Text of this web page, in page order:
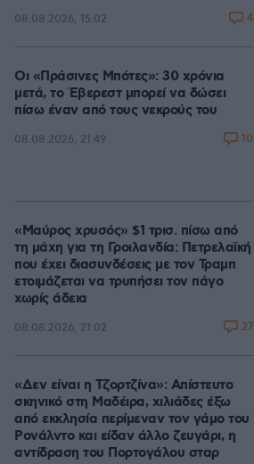
08.08.2026, 15:02 4
Οι «Πράσινες Μπότες»: 30 χρόνια
μετά, το Έβερεστ μπορεί να δώσει
πίσω έναν από τους νεκρούς του
08.08.2026, 21:49 10
«Μαύρος χρυσός» $1 τρισ. πίσω από
τη μάχη για τη Γροιλανδία: Πετρελαϊκή
που έχει διασυνδέσεις με τον Τραμπ
ετοιμάζεται να τρυπήσει τον πάγο
χωρίς άδεια
08.08.2026, 21:02 27
«Δεν είναι η Τζορτζίνα»: Απίστευτο
σκηνικό στη Μαδέιρα, χιλιάδες έξω
από εκκλησία περίμεναν τον γάμο του
Ρονάλντο και είδαν άλλο ζευγάρι, η
αντίδραση του Πορτογάλου σταρ